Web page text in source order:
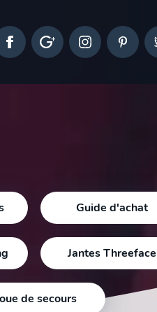
Guide d'achat
Jantes Threeface
de secours